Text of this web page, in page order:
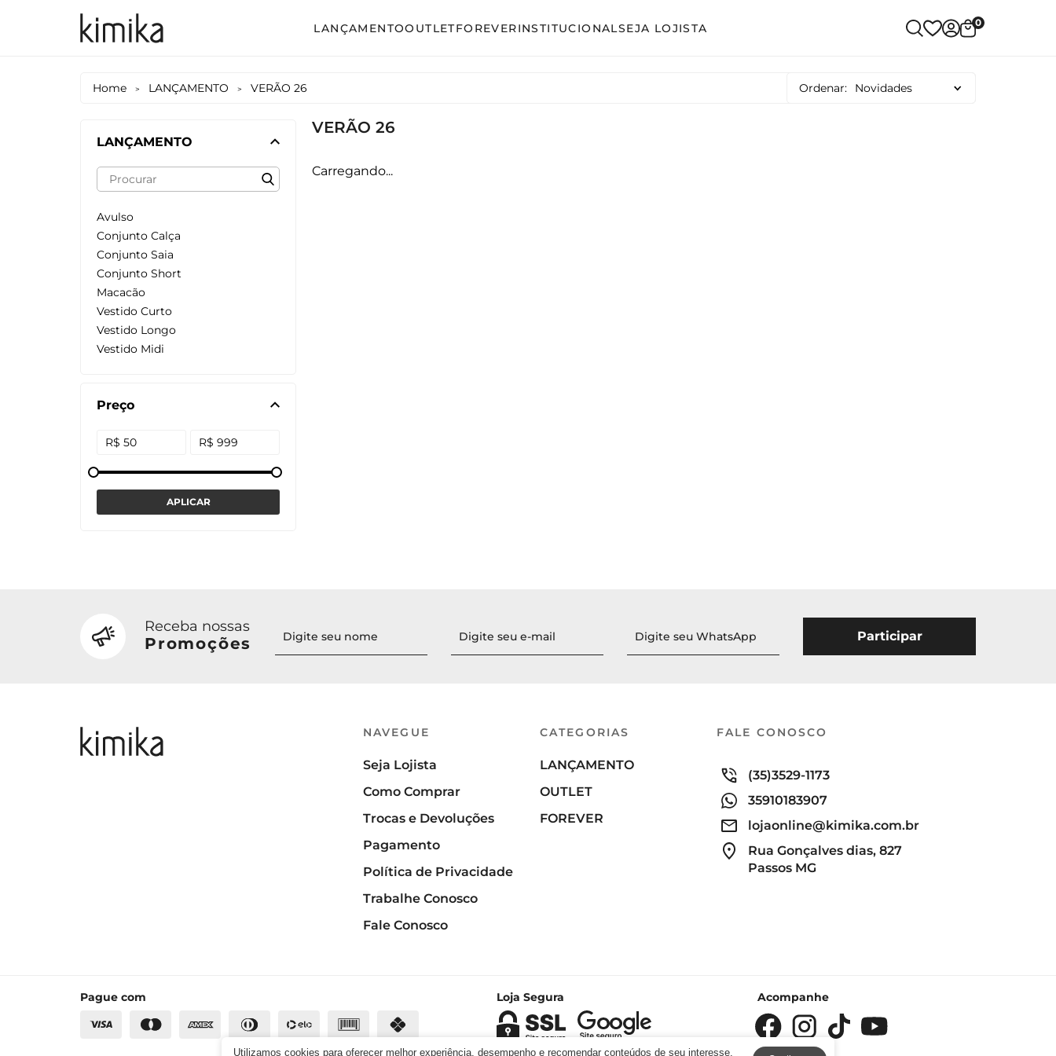
LANÇAMENTO
Conjunto Saia
OUTLETFOREVERINSTITUCIONALSEJA LOJISTA 0
Home > LANÇAMENTO > VERÃO 26 Ordenar: Novidades
LANÇAMENTO
Avulso
Conjunto Calça
Conjunto Saia
Conjunto Short
Macacão
Vestido Curto
Vestido Longo
Vestido Midi
Preço
VERÃO 26
Carregando...
Receba nossas
Promoções
NAVEGUE
Seja Lojista
Como Comprar
Trocas e Devoluções
Pagamento
Política de Privacidade
Trabalhe Conosco
Fale Conosco
CATEGORIAS
LANÇAMENTO
OUTLET
FOREVER
FALE CONOSCO
(35)3529-1173
35910183907
lojaonline@kimika.com.br
Rua Gonçalves dias, 827
Passos MG
Pague com Loja Segura Acompanhe
Utilizamos cookies para oferecer melhor experiência, desempenho e recomendar conteúdos de seu interesse.